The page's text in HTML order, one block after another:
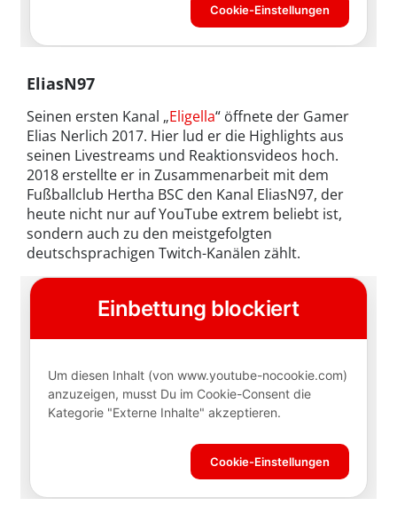
EliasN97
Seinen ersten Kanal „Eligella“ öffnete der Gamer
Elias Nerlich 2017. Hier lud er die Highlights aus
seinen Livestreams und Reaktionsvideos hoch.
2018 erstellte er in Zusammenarbeit mit dem
Fußballclub Hertha BSC den Kanal EliasN97, der
heute nicht nur auf YouTube extrem beliebt ist,
sondern auch zu den meistgefolgten
deutschsprachigen Twitch-Kanälen zählt.